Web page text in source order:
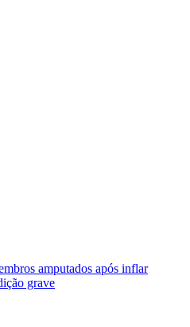
amputados após inflar
grave